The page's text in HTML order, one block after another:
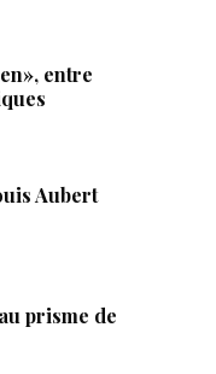
entre
Aubert
prisme de